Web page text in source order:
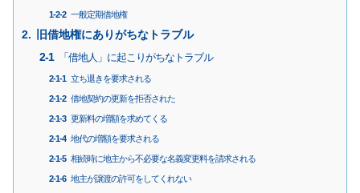
一般定期借地権
旧借地権にありがちなトラブル
「借地人」に起こりがちなトラブル
立ち退きを要求される
借地契約の更新を拒否された
更新料の増額を求めてくる
地代の増額を要求される
相続時に地主から不必要な名義変更料を請求される
地主が譲渡の許可をしてくれない